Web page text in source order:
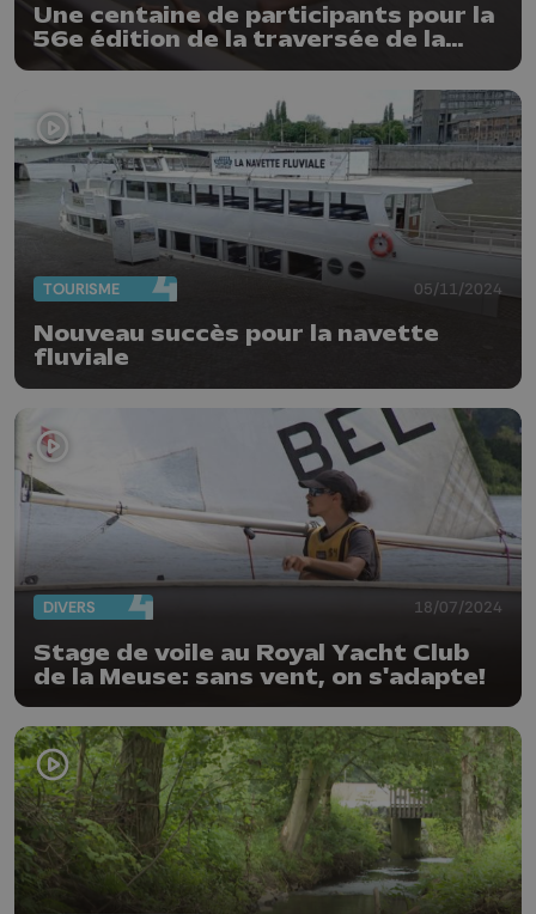
Une centaine de participants pour la
56e édition de la traversée de la
Meuse à Huy
TOURISME 05/11/2024
Nouveau succès pour la navette
fluviale
DIVERS 18/07/2024
Stage de voile au Royal Yacht Club
de la Meuse: sans vent, on s'adapte!